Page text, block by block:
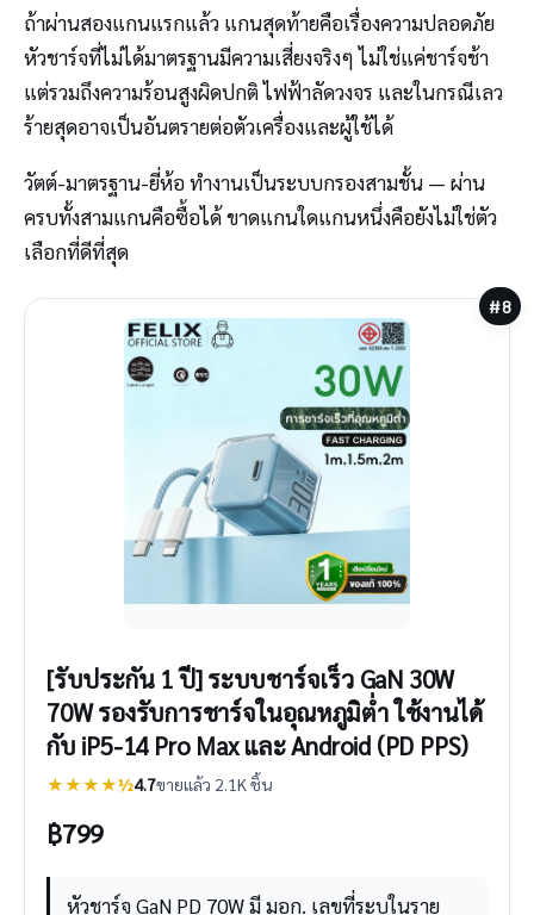
ถ้าผ่านสองแกนแรกแล้ว แกนสุดท้ายคือเรื่องความปลอดภัย
หัวชาร์จที่ไม่ได้มาตรฐานมีความเสี่ยงจริงๆ ไม่ใช่แค่ชาร์จช้า
แต่รวมถึงความร้อนสูงผิดปกติ ไฟฟ้าลัดวงจร และในกรณีเลว
ร้ายสุดอาจเป็นอันตรายต่อตัวเครื่องและผู้ใช้ได้
วัตต์-มาตรฐาน-ยี่ห้อ ทำงานเป็นระบบกรองสามชั้น — ผ่าน
ครบทั้งสามแกนคือซื้อได้ ขาดแกนใดแกนหนึ่งคือยังไม่ใช่ตัว
เลือกที่ดีที่สุด
#8
[รับประกัน 1 ปี] ระบบชาร์จเร็ว GaN 30W
70W รองรับการชาร์จในอุณหภูมิต่ำ ใช้งานได้
กับ iP5-14 Pro Max และ Android (PD PPS)
★★★★½4.7ขายแล้ว 2.1K ชิ้น
฿799
หัวชาร์จ GaN PD 70W มี มอก. เลขที่ระบุในราย